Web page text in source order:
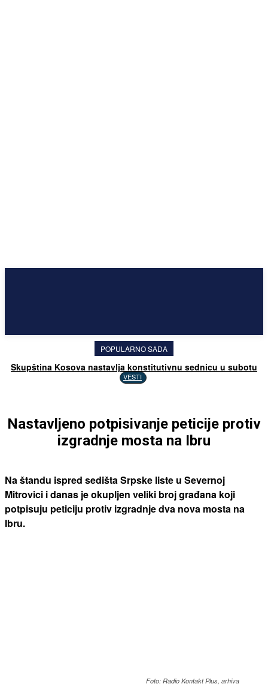
POPULARNO SADA
Skupština Kosova nastavlja konstitutivnu sednicu u subotu
VESTI
Nastavljeno potpisivanje peticije protiv
izgradnje mosta na Ibru
Na štandu ispred sedišta Srpske liste u Severnoj
Mitrovici i danas je okupljen veliki broj građana koji
potpisuju peticiju protiv izgradnje dva nova mosta na
Ibru.
Foto: Radio Kontakt Plus, arhiva